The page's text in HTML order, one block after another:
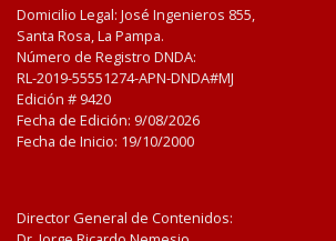
Domicilio Legal: José Ingenieros 855,
Santa Rosa, La Pampa.
Número de Registro DNDA:
RL-2019-55551274-APN-DNDA#MJ
Edición # 9420
Fecha de Edición: 9/08/2026
Fecha de Inicio: 19/10/2000
Director General de Contenidos: